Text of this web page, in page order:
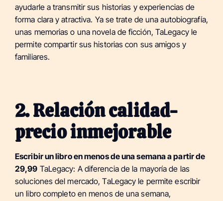
ayudarle a transmitir sus historias y experiencias de
forma clara y atractiva. Ya se trate de una autobiografía,
unas memorias o una novela de ficción, TaLegacy le
permite compartir sus historias con sus amigos y
familiares.
2. Relación calidad-
precio inmejorable
Escribir un libro en menos de una semana a partir de
29,99 TaLegacy: A diferencia de la mayoría de las
soluciones del mercado, TaLegacy le permite escribir
un libro completo en menos de una semana,